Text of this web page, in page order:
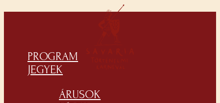
PROGRAM
JEGYEK
ÁRUSOK